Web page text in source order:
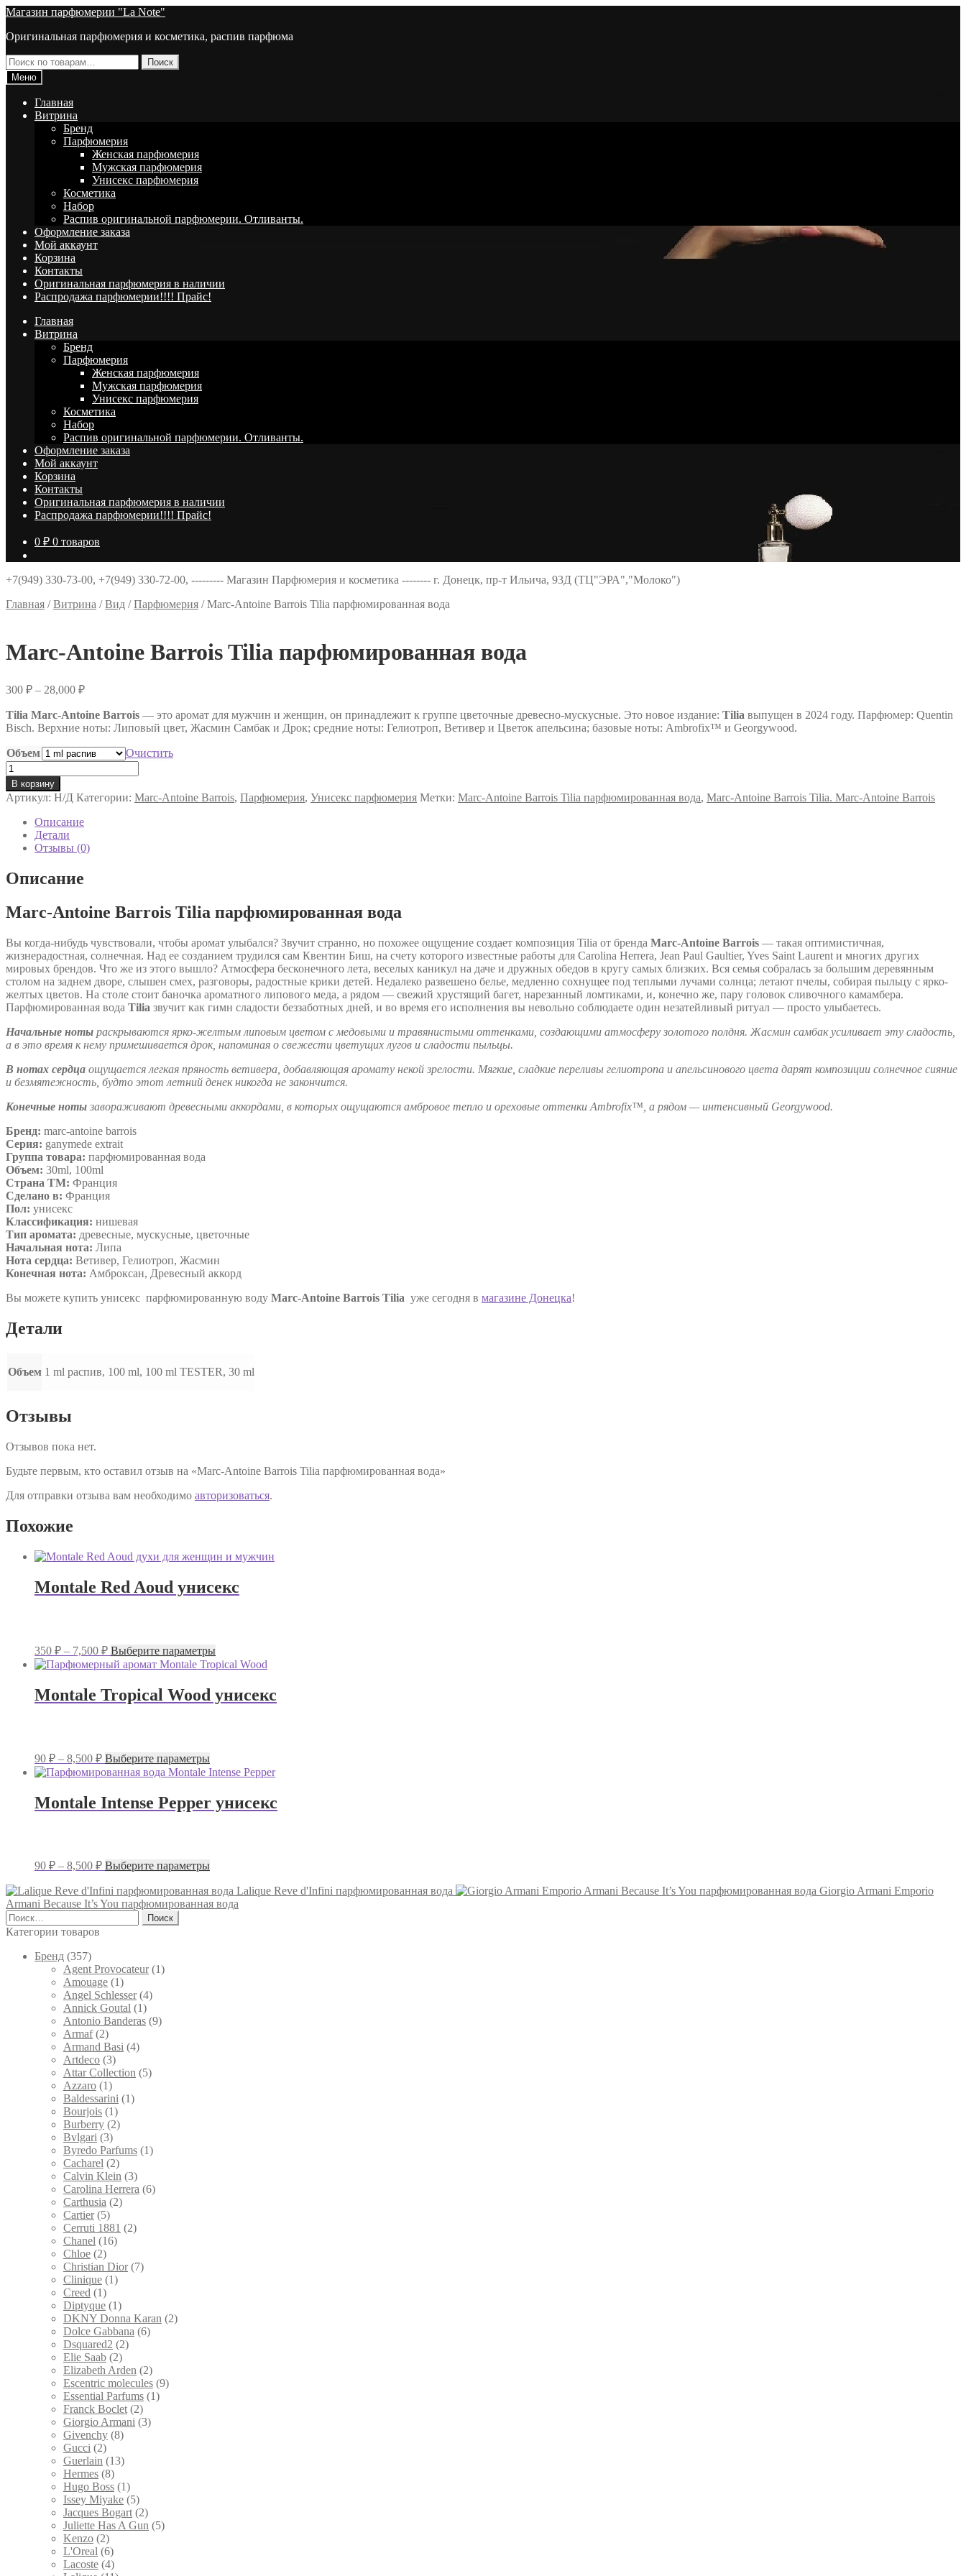
Перейти
навигации
Перейти
содержимому
Магазин парфюмерии "La Note"
Оригинальная парфюмерия и косметика, распив парфюма
Искать:
Поиск
Меню
Главная
Витрина
Брeнд
Парфюмерия
Женская парфюмерия
Мужская парфюмерия
Унисекс парфюмерия
Косметика
Набор
Распив оригинальной парфюмерии. Отливанты.
Оформление заказа
Мой аккаунт
Корзина
Контакты
Оригинальная парфюмерия в наличии
Распродажа парфюмерии!!!! Прайс!
Главная
Витрина
Брeнд
Парфюмерия
Женская парфюмерия
Мужская парфюмерия
Унисекс парфюмерия
Косметика
Набор
Распив оригинальной парфюмерии. Отливанты.
Оформление заказа
Мой аккаунт
Корзина
Контакты
Оригинальная парфюмерия в наличии
Распродажа парфюмерии!!!! Прайс!
0 ₽ 0 товаров
+7(949) 330-73-00, +7(949) 330-72-00, --------- Магазин Парфюмерия и косметика -------- г. Донецк, пр-т Ильича, 93Д (ТЦ"ЭРА","Молоко")
Главная /Витрина /Вид /Парфюмерия /Marc-Antoine Barrois Tilia парфюмированная вода
Marc-Antoine Barrois Tilia парфюмированная вода
300 ₽ – 28,000 ₽Диапазон
300 ₽
–
Tilia Marc-Antoine Barrois — это аромат для мужчин и женщин, он принадлежит к группе цветочные древесно-мускусные. Это новое издание: Tilia выпущен в 2024 году. Парфюмер: Quentin
Bisch. Верхние ноты: Липовый цвет, Жасмин Самбак и Дрок; средние ноты: Гелиотроп, Ветивер и Цветок апельсина; базовые ноты: Ambrofix™ и Georgywood.
Объем
Очистить
Количество
товара
Marc-
Antoine
Barrois
Tilia
парфюмированная
В корзину
Артикул: Н/Д Категории: Marc-Antoine Barrois, Парфюмерия, Унисекс парфюмерия Метки: Marc-Antoine Barrois Tilia парфюмированная вода, Marc-Antoine Barrois Tilia. Marc-Antoine Barrois
Описание
Детали
Отзывы (0)
Описание
Marc-Antoine Barrois Tilia парфюмированная вода
Вы когда-нибудь чувствовали, чтобы аромат улыбался? Звучит странно, но похожее ощущение создает композиция Tilia от бренда Marc-Antoine Barrois — такая оптимистичная,
жизнерадостная, солнечная. Над ее созданием трудился сам Квентин Биш, на счету которого известные работы для Carolina Herrera, Jean Paul Gaultier, Yves Saint Laurent и многих других
мировых брендов. Что же из этого вышло? Атмосфера бесконечного лета, веселых каникул на даче и дружных обедов в кругу самых близких. Вся семья собралась за большим деревянным
столом на заднем дворе, слышен смех, разговоры, радостные крики детей. Недалеко развешено белье, медленно сохнущее под теплыми лучами солнца; летают пчелы, собирая пыльцу с ярко-
желтых цветов. На столе стоит баночка ароматного липового меда, а рядом — свежий хрустящий багет, нарезанный ломтиками, и, конечно же, пару головок сливочного камамбера.
Парфюмированная вода Tilia звучит как гимн сладости беззаботных дней, и во время его исполнения вы невольно соблюдаете один незатейливый ритуал — просто улыбаетесь.
Начальные ноты раскрываются ярко-желтым липовым цветом с медовыми и травянистыми оттенками, создающими атмосферу золотого полдня. Жасмин самбак усиливает эту сладость,
а в это время к нему примешивается дрок, напоминая о свежести цветущих лугов и сладости пыльцы.
В нотах сердца ощущается легкая пряность ветивера, добавляющая аромату некой зрелости. Мягкие, сладкие переливы гелиотропа и апельсинового цвета дарят композиции солнечное сияние
и безмятежность, будто этот летний денек никогда не закончится.
Конечные ноты завораживают древесными аккордами, в которых ощущаются амбровое тепло и ореховые оттенки Ambrofix™, а рядом — интенсивный Georgywood.
Бренд: marc-antoine barrois
Серия: ganymede extrait
Группа товара: парфюмированная вода
Объем: 30ml, 100ml
Страна ТМ: Франция
Сделано в: Франция
Пол: унисекс
Классификация: нишевая
Тип аромата: древесные, мускусные, цветочные
Начальная нота: Липа
Нота сердца: Ветивер, Гелиотроп, Жасмин
Конечная нота: Амброксан, Древесный аккорд
Вы можете купить унисекс парфюмированную воду Marc-Antoine Barrois Tilia уже сегодня в магазине Донецка!
Детали
Объем 1 ml распив, 100 ml, 100 ml TESTER, 30 ml
Отзывы
Отзывов пока нет.
Будьте первым, кто оставил отзыв на «Marc-Antoine Barrois Tilia парфюмированная вода»
Для отправки отзыва вам необходимо авторизоваться.
Похожие
Montale Red Aoud унисекс
350 ₽ – 7,500 ₽Диапазон
цен:
–
7,500 ₽
Выберите параметрыЭтот
товар
имеет
вариаций.
товара.
Montale Tropical Wood унисекс
90 ₽ – 8,500 ₽Диапазон
цен:
–
8,500 ₽
Выберите параметрыЭтот
товар
имеет
вариаций.
странице
товара.
Montale Intense Pepper унисекс
90 ₽ – 8,500 ₽Диапазон
90 ₽
–
Выберите параметрыЭтот
имеет
несколько
Lalique Rеve d'Infini парфюмированная вода
Giorgio Armani Emporio
Armani Because It’s You парфюмированная вода
Найти:
Категории товаров
Брeнд (357)
Agent Provocateur (1)
Amouage (1)
Angel Schlesser (4)
Annick Goutal (1)
Antonio Banderas (9)
Armaf (2)
Armand Basi (4)
Artdeco (3)
Attar Collection (5)
Azzaro (1)
Baldessarini (1)
Bourjois (1)
Burberry (2)
Bvlgari (3)
Byredo Parfums (1)
Cacharel (2)
Calvin Klein (3)
Carolina Herrera (6)
Carthusia (2)
Cartier (5)
Cerruti 1881 (2)
Chanel (16)
Chloe (2)
Christian Dior (7)
Clinique (1)
Creed (1)
Diptyque (1)
DKNY Donna Karan (2)
Dolce Gabbana (6)
Dsquared2 (2)
Elie Saab (2)
Elizabeth Arden (2)
Escentric molecules (9)
Essential Parfums (1)
Franck Boclet (2)
Giorgio Armani (3)
Givenchy (8)
Gucci (2)
Guerlain (13)
Hermes (8)
Hugo Boss (1)
Issey Miyake (5)
Jacques Bogart (2)
Juliette Has A Gun (5)
Kenzo (2)
L'Oreal (6)
Lacoste (4)